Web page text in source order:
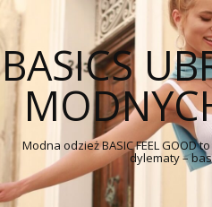
BASICS
Modna odzież BASIC FEEL GOOD
dylematy –